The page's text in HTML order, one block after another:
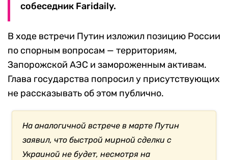
собеседник Faridaily.
В ходе встречи Путин изложил позицию России
по спорным вопросам — территориям,
Запорожской АЭС и замороженным активам.
Глава государства попросил у присутствующих
не рассказывать об этом публично.
На аналогичной встрече в марте Путин
заявил, что быстрой мирной сделки с
Украиной не будет, несмотря на